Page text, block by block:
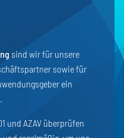
sind wir für unsere
sowie für
ein
und AZAV überprüfen